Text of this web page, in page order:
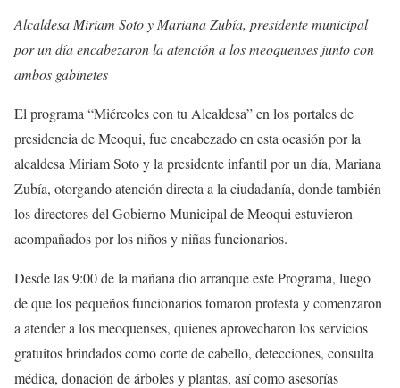
Alcaldesa Miriam Soto y Mariana Zubía, presidente municipal
por un día encabezaron la atención a los meoquenses junto con
ambos gabinetes
El programa “Miércoles con tu Alcaldesa” en los portales de
presidencia de Meoqui, fue encabezado en esta ocasión por la
alcaldesa Miriam Soto y la presidente infantil por un día, Mariana
Zubía, otorgando atención directa a la ciudadanía, donde también
los directores del Gobierno Municipal de Meoqui estuvieron
acompañados por los niños y niñas funcionarios.
Desde las 9:00 de la mañana dio arranque este Programa, luego
de que los pequeños funcionarios tomaron protesta y comenzaron
a atender a los meoquenses, quienes aprovecharon los servicios
gratuitos brindados como corte de cabello, detecciones, consulta
médica, donación de árboles y plantas, así como asesorías